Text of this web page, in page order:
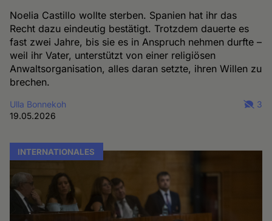
Noelia Castillo wollte sterben. Spanien hat ihr das
Recht dazu eindeutig bestätigt. Trotzdem dauerte es
fast zwei Jahre, bis sie es in Anspruch nehmen durfte –
weil ihr Vater, unterstützt von einer religiösen
Anwaltsorganisation, alles daran setzte, ihren Willen zu
brechen.
Ulla Bonnekoh
19.05.2026
3
INTERNATIONALES